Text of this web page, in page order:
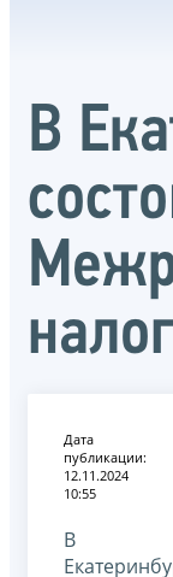
В
Дата
публикации:
12.11.2024
10:55
В